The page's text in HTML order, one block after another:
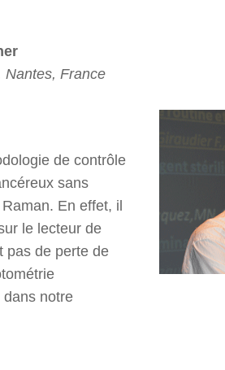
Nantes, France
de contrôle
sans
En effet, il
le lecteur de
pas de perte de
dans notre